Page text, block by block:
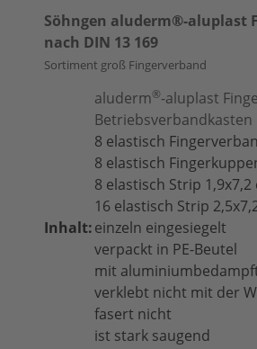
Söhngen aluderm®-aluplast
nach DIN 13 169
Sortiment groß Fingerverband
Inhalt:
aluderm®-aluplast
Betriebsverbandkasten
8 elastisch
8 elastisch
8 elastisch Strip 1,9x7,2
16 elastisch Strip
einzeln eingesiegelt
verpackt in PE-Beutel
mit
verklebt nicht mit der
fasert nicht
ist stark saugend